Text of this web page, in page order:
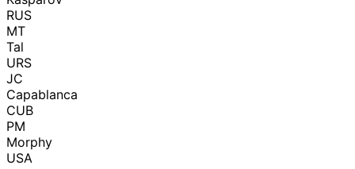
RUS
MT
Tal
URS
JC
Capablanca
CUB
PM
Morphy
USA